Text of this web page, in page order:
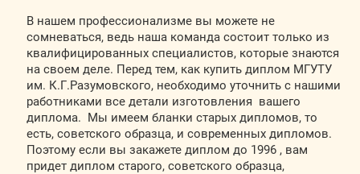
В нашем профессионализме вы можете не
сомневаться, ведь наша команда состоит только из
квалифицированных специалистов, которые знаются
на своем деле. Перед тем, как купить диплом МГУТУ
им. К.Г.Разумовского, необходимо уточнить с нашими
работниками все детали изготовления вашего
диплома. Мы имеем бланки старых дипломов, то
есть, советского образца, и современных дипломов.
Поэтому если вы закажете диплом до 1996 , вам
придет диплом старого, советского образца,